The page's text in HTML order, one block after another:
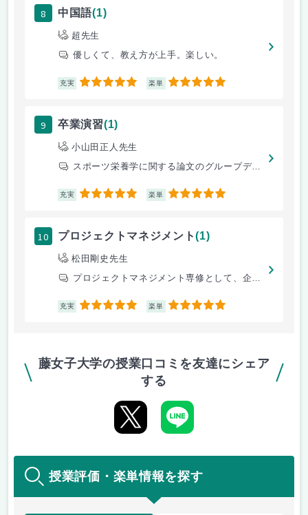
8 中国語(1)
超先生
優しくて、教え方が上手。楽しい。
充実 5 楽単 5
9 卒業演習(1)
小山田正人先生
スポーツ栄養学に関する論文のグループディスカッション
充実 5 楽単 5
10 プロジェクトマネジメント(1)
松田剛史先生
プロジェクトマネジメント専修として、企業の方と学生とが連携してプロエク
充実 5 楽単 5
藤女子大学の授業口コミを友達にシェア
する
授業評価・楽単情報を探す